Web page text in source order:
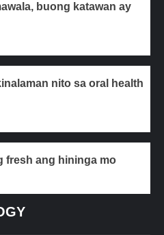
buong katawan ay
nito sa oral health
fresh ang hininga mo